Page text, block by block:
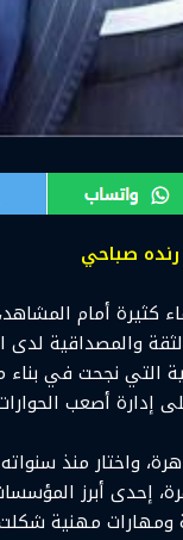
صباحي
كثيرة أمام
والمصداقية لدى
التي نجحت في
إدارة أصعب
واختار منذ
إحدى أبرز